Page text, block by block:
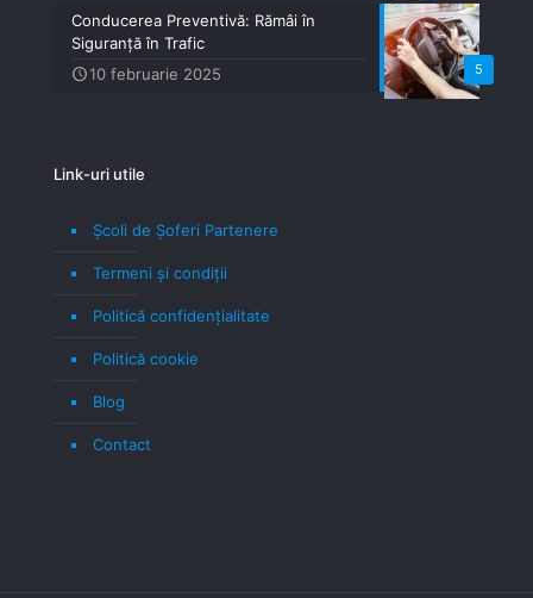
5
Conducerea Preventivă: Rămâi în
Siguranță în Trafic
10 februarie 2025
Link-uri utile
Școli de Șoferi Partenere
Termeni şi condiţii
Politică confidenţialitate
Politică cookie
Blog
Contact